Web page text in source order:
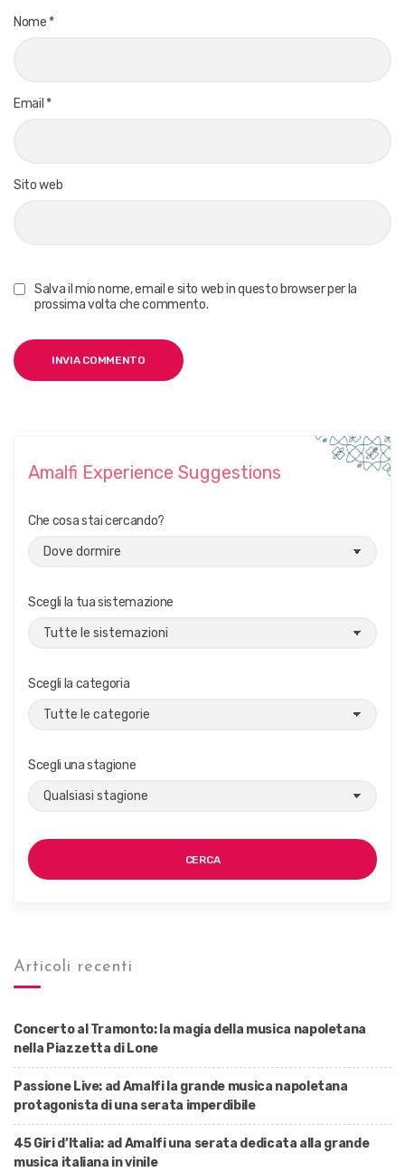
Nome *
Email *
Sito web
Salva il mio nome, email e sito web in questo browser per la
prossima volta che commento.
Amalfi Experience Suggestions
Che cosa stai cercando?
Scegli la tua sistemazione
Scegli la categoria
Scegli una stagione
CERCA
Articoli recenti
Concerto al Tramonto: la magia della musica napoletana
nella Piazzetta di Lone
Passione Live: ad Amalfi la grande musica napoletana
protagonista di una serata imperdibile
45 Giri d’Italia: ad Amalfi una serata dedicata alla grande
musica italiana in vinile